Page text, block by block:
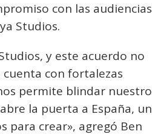
con las audiencias
Studios.
y este acuerdo no
con fortalezas
permite blindar nuestro
la puerta a España, un
para crear», agregó Ben